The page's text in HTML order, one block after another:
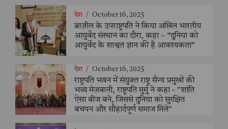
देश / October 16, 2025
ब्राज़ील के उपराष्ट्रपति ने किया अखिल भारतीय
आयुर्वेद संस्थान का दौरा, कहा – “दुनिया को
आयुर्वेद के शाश्वत ज्ञान की है आवश्यकता”
देश / October 16, 2025
राष्ट्रपति भवन में संयुक्त राष्ट्र सैन्य प्रमुखों की
भव्य मेज़बानी, राष्ट्रपति मुर्मु ने कहा - "शांति
ऐसा बीज बने, जिससे दुनिया को सुरक्षित
बचपन और सौहार्दपूर्ण समाज मिले"